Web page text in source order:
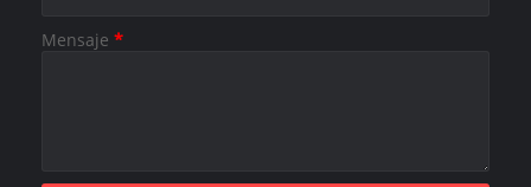
Mensaje *